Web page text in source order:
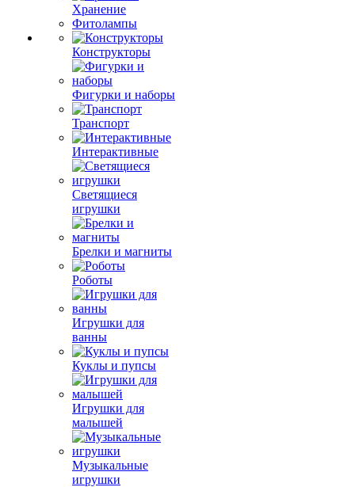
Хранение
Фитолампы
Конструкторы
Фигурки и наборы
Транспорт
Интерактивные
Светящиеся
игрушки
Брелки и магниты
Роботы
Игрушки для
ванны
Куклы и пупсы
Игрушки для
малышей
Музыкальные
игрушки